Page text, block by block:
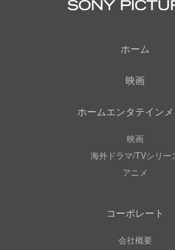
ホーム
映画
ホームエンタテインメ
映画
海外ドラマ/TVシリー
アニメ
コーポレート
会社概要